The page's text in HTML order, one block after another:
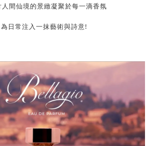
人間仙境的景緻凝聚於每一滴香氛
為日常注入一抹藝術與詩意!